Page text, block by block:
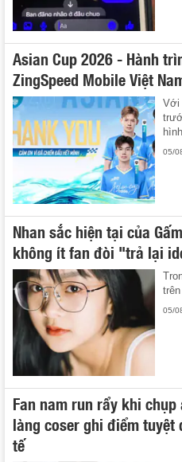
Asian Cup 2026 - Hành
ZingSpeed Mobile Việt
Với
05/
Nhan sắc hiện tại của
không ít fan đòi "trả lại
05/
Fan nam run rẩy khi
làng coser ghi điểm
tế